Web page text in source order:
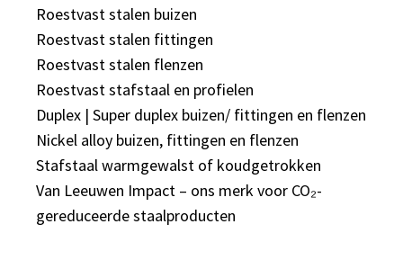
Roestvast stalen buizen
Roestvast stalen fittingen
Roestvast stalen flenzen
Roestvast stafstaal en profielen
Duplex | Super duplex buizen/ fittingen en flenzen
Nickel alloy buizen, fittingen en flenzen
Stafstaal warmgewalst of koudgetrokken
Van Leeuwen Impact – ons merk voor CO₂-
gereduceerde staalproducten